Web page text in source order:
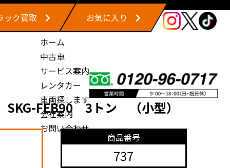
ック買取
お気に入り
ホーム
中古車
サービス案内
レンタカー
車両探します
会社案内
お問い合わせ
FEB90 3トン （小型）
商品番号
737